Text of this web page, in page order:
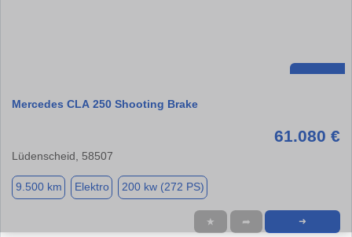
Mercedes CLA 250 Shooting Brake
61.080 €
Lüdenscheid, 58507
9.500 km Elektro 200 kw (272 PS)
★ ➦ ➜